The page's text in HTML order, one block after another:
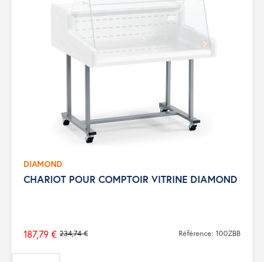
DIAMOND
CHARIOT POUR COMPTOIR VITRINE DIAMOND
Prix
de
234,74 €
187,79 € Référence: 100ZBB